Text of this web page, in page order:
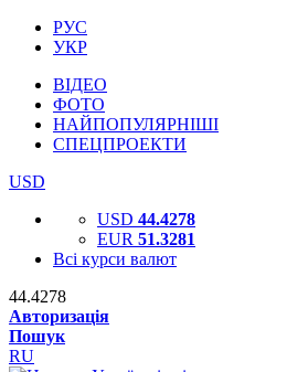
РУС
УКР
ВІДЕО
ФОТО
НАЙПОПУЛЯРНІШІ
СПЕЦПРОЕКТИ
USD
USD 44.4278
EUR 51.3281
Всі курси валют
44.4278
Авторизація
Пошук
RU